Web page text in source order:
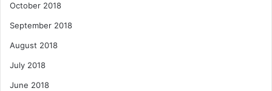
October 2018
September 2018
August 2018
July 2018
June 2018